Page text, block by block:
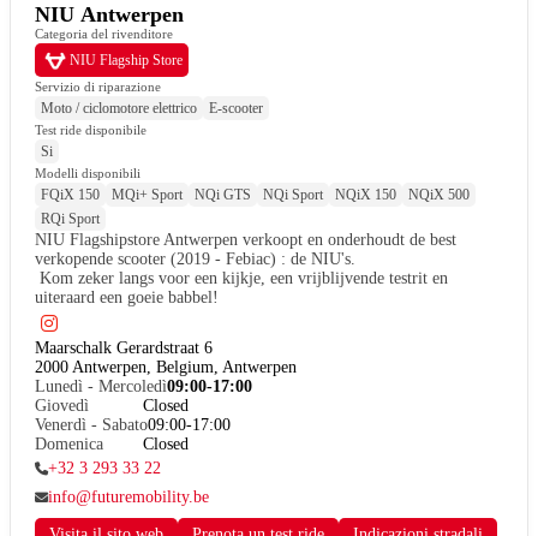
NIU Antwerpen
Categoria del rivenditore
NIU Flagship Store
Servizio di riparazione
Moto / ciclomotore elettrico E-scooter
Test ride disponibile
Si
Modelli disponibili
FQiX 150 MQi+ Sport NQi GTS NQi Sport NQiX 150
NQiX 500
RQi Sport
NIU Flagshipstore Antwerpen verkoopt en onderhoudt de best
verkopende scooter (2019 - Febiac) : de NIU's.
uiteraard een goeie babbel!
Maarschalk Gerardstraat 6
2000 Antwerpen, Belgium, Antwerpen
Lunedì - Mercoledì09:00-17:00
Giovedì
Closed
Venerdì - Sabato09:00-17:00
Domenica
Closed
+32 3 293 33 22
info@futuremobility.be